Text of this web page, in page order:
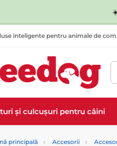
inteligente pentru animale de
și culcușuri pentru câini
principală Accesorii